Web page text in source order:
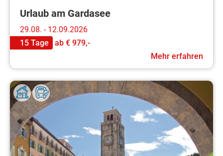
Urlaub am Gardasee
29.08. - 12.09.2026
15 Tage
ab € 979,-
Mehr erfahren